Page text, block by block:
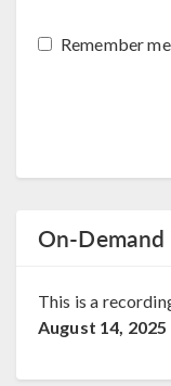
Remember me
On-
This is a
August 14, 2025